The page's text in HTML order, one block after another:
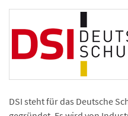
DSI steht für das Deutsche